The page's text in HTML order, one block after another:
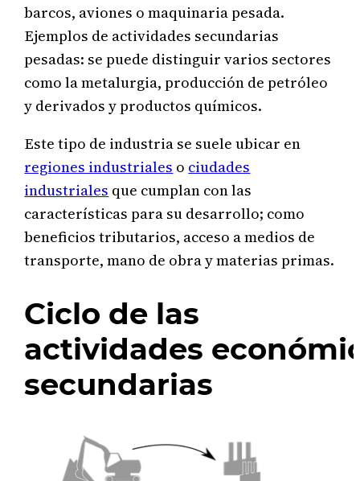
barcos, aviones o maquinaria pesada.
Ejemplos de actividades secundarias
pesadas: se puede distinguir varios sectores
como la metalurgia, producción de petróleo
y derivados y productos químicos.
Este tipo de industria se suele ubicar en
regiones industriales o ciudades
industriales que cumplan con las
características para su desarrollo; como
beneficios tributarios, acceso a medios de
transporte, mano de obra y materias primas.
Ciclo de las
actividades
secundarias